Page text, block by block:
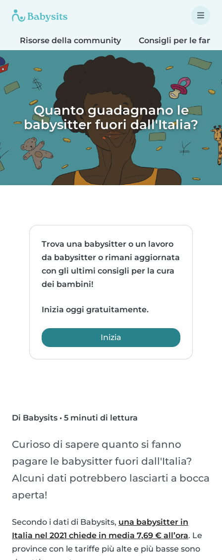
Risorse della community Consigli per le
Quanto guadagnano le
babysitter fuori dall'Italia?
Trova una babysitter o un lavoro
da babysitter o rimani aggiornata
con gli ultimi consigli per la cura
dei bambini!
Inizia oggi gratuitamente.
Inizia
Di Babysits • 5 minuti di lettura
Curioso di sapere quanto si fanno
pagare le babysitter fuori dall'Italia?
Alcuni dati potrebbero lasciarti a bocca
aperta!
Secondo i dati di Babysits, una babysitter in
Italia nel 2021 chiede in media 7,69 € all’ora. Le
province con le tariffe più alte e più basse sono